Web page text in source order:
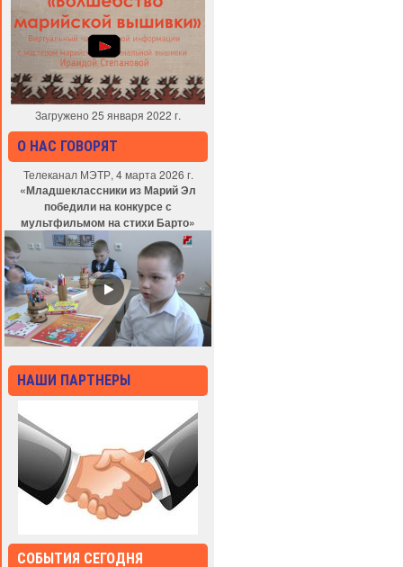
Загружено 25 января 2022 г.
О НАС ГОВОРЯТ
Телеканал МЭТР, 4 марта 2026 г.
«Младшеклассники из Марий Эл
победили на конкурсе с
мультфильмом на стихи Барто»
НАШИ ПАРТНЕРЫ
СОБЫТИЯ СЕГОДНЯ